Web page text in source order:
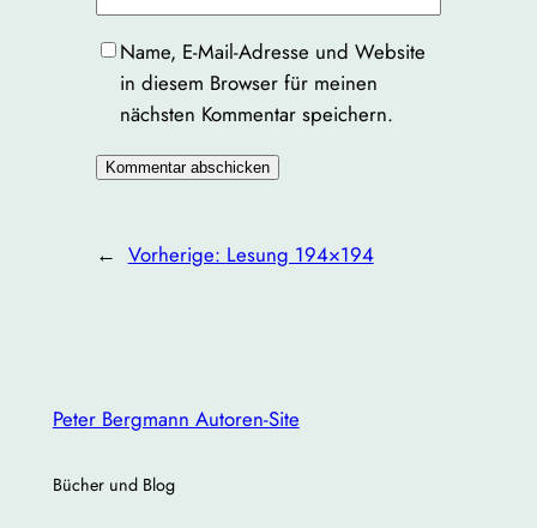
Name, E-Mail-Adresse und Website
in diesem Browser für meinen
nächsten Kommentar speichern.
← Vorherige: Lesung 194×194
Peter Bergmann Autoren-Site
Bücher und Blog